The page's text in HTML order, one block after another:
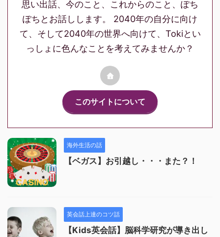
思い出話、今のこと、これからのこと、ぽち
ぽちとお話しします。 2040年の自分に向け
て、そして2040年の世界へ向けて、Tokiとい
っしょに色んなことを考えてみませんか？
このサイトについて
海外生活の話
【ベガス】お引越し・・・また？！
英会話上達のコツ話
【Kids英会話】脳科学研究が導き出し